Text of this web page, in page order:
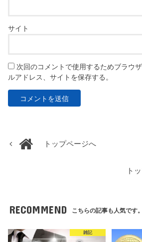
サイト
次回のコメントで使用するためブラウ
ルアドレス、サイトを保存する。
トップページへ
ト
RECOMMEND こちらの記事も人気です。
雑記